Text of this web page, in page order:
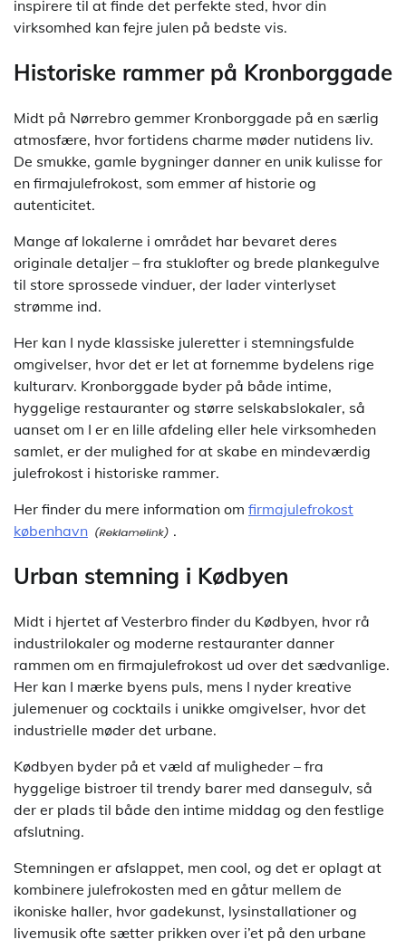
inspirere til at finde det perfekte sted, hvor din
virksomhed kan fejre julen på bedste vis.
Historiske rammer på Kronborggade
Midt på Nørrebro gemmer Kronborggade på en særlig
atmosfære, hvor fortidens charme møder nutidens liv.
De smukke, gamle bygninger danner en unik kulisse for
en firmajulefrokost, som emmer af historie og
autenticitet.
Mange af lokalerne i området har bevaret deres
originale detaljer – fra stuklofter og brede plankegulve
til store sprossede vinduer, der lader vinterlyset
strømme ind.
Her kan I nyde klassiske juleretter i stemningsfulde
omgivelser, hvor det er let at fornemme bydelens rige
kulturarv. Kronborggade byder på både intime,
hyggelige restauranter og større selskabslokaler, så
uanset om I er en lille afdeling eller hele virksomheden
samlet, er der mulighed for at skabe en mindeværdig
julefrokost i historiske rammer.
Her finder du mere information om firmajulefrokost
københavn
.
Urban stemning i Kødbyen
Midt i hjertet af Vesterbro finder du Kødbyen, hvor rå
industrilokaler og moderne restauranter danner
rammen om en firmajulefrokost ud over det sædvanlige.
Her kan I mærke byens puls, mens I nyder kreative
julemenuer og cocktails i unikke omgivelser, hvor det
industrielle møder det urbane.
Kødbyen byder på et væld af muligheder – fra
hyggelige bistroer til trendy barer med dansegulv, så
der er plads til både den intime middag og den festlige
afslutning.
Stemningen er afslappet, men cool, og det er oplagt at
kombinere julefrokosten med en gåtur mellem de
ikoniske haller, hvor gadekunst, lysinstallationer og
livemusik ofte sætter prikken over i’et på den urbane